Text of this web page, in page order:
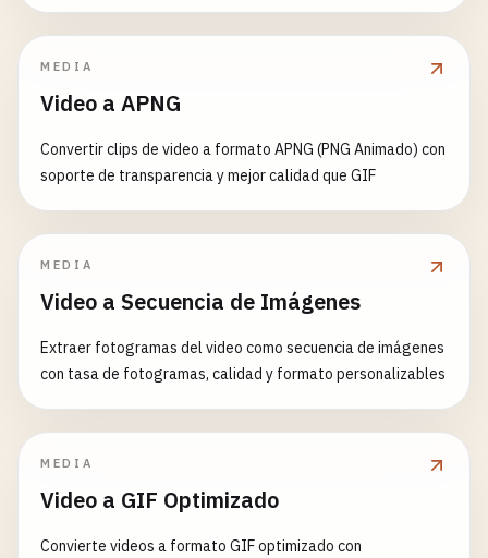
MEDIA
Video a APNG
Convertir clips de video a formato APNG (PNG Animado) con
soporte de transparencia y mejor calidad que GIF
MEDIA
Video a Secuencia de Imágenes
Extraer fotogramas del video como secuencia de imágenes
con tasa de fotogramas, calidad y formato personalizables
MEDIA
Video a GIF Optimizado
Convierte videos a formato GIF optimizado con